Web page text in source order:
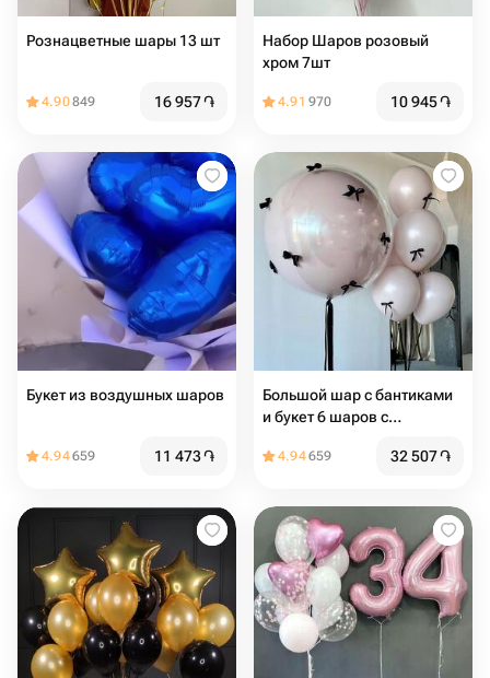
Рознацветные шары 13 шт
4.90849 16 957֏
Набор Шаров розовый
хром 7шт
4.91 970 10 945֏
Букет из воздушных шаров
4.94659 11 473֏
Большой шар с бантиками
и букет 6 шаров с
4.94659 32 507֏